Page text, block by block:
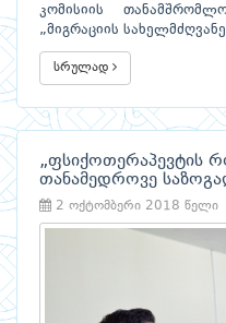
კომისიის
„მიგრაციის
სრულად
„ფსიქოთერაპევტის
თანამედროვე
2 ოქტომბერი 2018 წელი